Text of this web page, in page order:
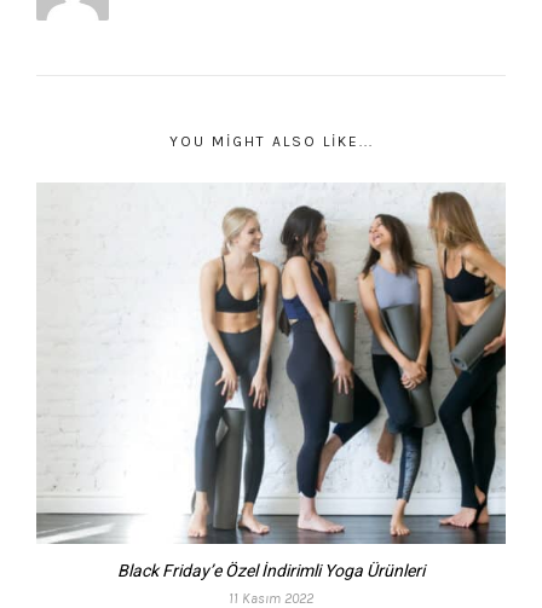
YOU MIGHT ALSO LIKE...
Black Friday’e Özel İndirimli Yoga Ürünleri
11 Kasım 2022